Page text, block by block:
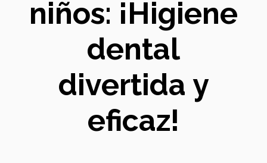
niños: ¡Higiene
dental
divertida y
eficaz!